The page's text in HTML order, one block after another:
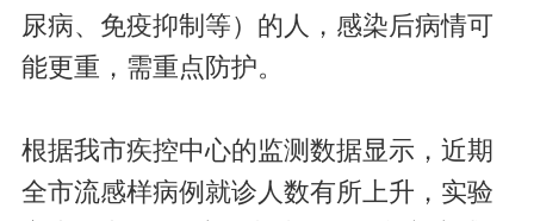
尿病、免疫抑制等）的人，感染后病情可
能更重，需重点防护。
根据我市疾控中心的监测数据显示，近期
全市流感样病例就诊人数有所上升，实验